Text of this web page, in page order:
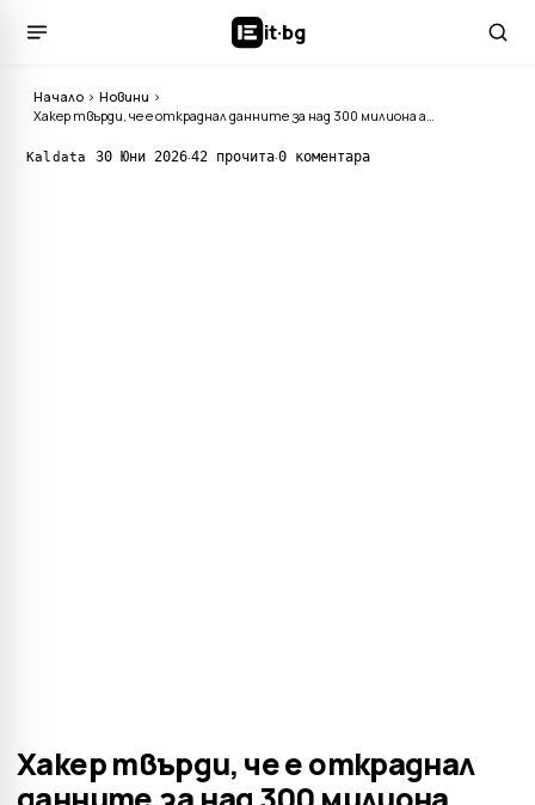
it·bg
Начало › Новини ›
Хакер твърди, че е откраднал данните за над 300 милиона акаунта в Temu: какво се знае в момента
Kaldata 30 Юни 2026·42 прочита·0 коментара
Хакер твърди, че е откраднал